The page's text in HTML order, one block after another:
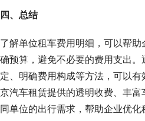
四、总结
了解单位租车费用明细，可以帮
确预算，避免不必要的费用支出
定、明确费用构成等方法，可以
京汽车租赁提供的透明收费、丰
同单位的出行需求，帮助企业优化